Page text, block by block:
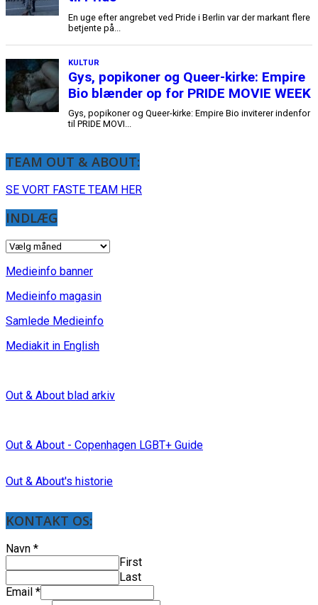
TEAM OUT & ABOUT:
SE VORT FASTE TEAM HER
INDLÆG
INDLÆG
Medieinfo banner
Medieinfo magasin
Samlede Medieinfo
Mediakit in English
Out & About blad arkiv
Out & About - Copenhagen LGBT+ Guide
Out & About's historie
KONTAKT OS:
Navn *
First
Last
Email *